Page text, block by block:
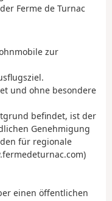
Ferme de Turnac
zur
und ohne besondere
befindet, ist der
Genehmigung
für regionale
einen öffentlichen